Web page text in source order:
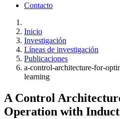
Contacto
Inicio
Investigación
Líneas de investigación
Publicaciones
a-control-architecture-for-
learning
A Control
Operation with